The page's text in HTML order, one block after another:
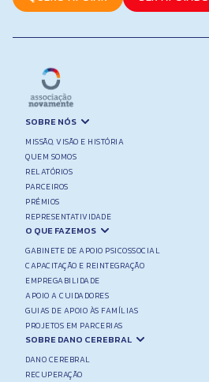
SOBRE NÓS
MISSÃO, VISÃO E HISTÓRIA
QUEM SOMOS
RELATÓRIOS
PARCEIROS
PRÉMIOS
REPRESENTATIVIDADE
O QUE FAZEMOS
GABINETE DE APOIO PSICOSSOCIAL
CAPACITAÇÃO E REINTEGRAÇÃO
EMPREGABILIDADE
APOIO A CUIDADORES
GUIAS DE APOIO ÀS FAMÍLIAS
PROJETOS EM PARCERIAS
SOBRE DANO CEREBRAL
DANO CEREBRAL
RECUPERAÇÃO